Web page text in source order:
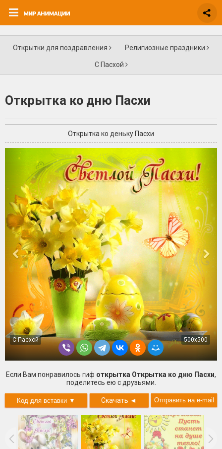
Открытки для поздравления Религиозные праздники
С Пасхой
Открытка ко дню Пасхи
Открытка ко деньку Пасхи
+2
С Пасхой 500x500
Если Вам понравилось гиф открытка Открытка ко дню Пасхи,
поделитесь ею с друзьями.
Скачать ◄